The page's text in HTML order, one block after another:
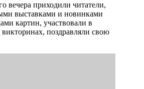
вечера приходили читатели,
выставками и новинками
картин, участвовали в
поздравляли свою